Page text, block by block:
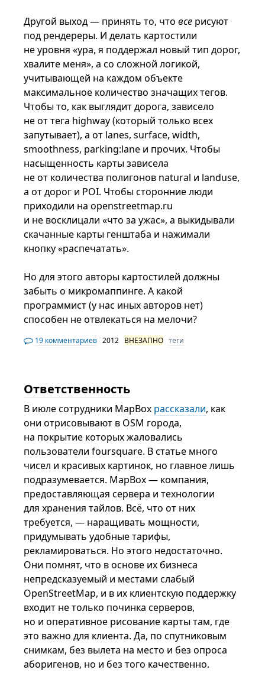
Другой выход — принять то, чтовсе рисуют
под рендереры. И делать картостили
не уровня «ура, я поддержал новый тип дорог,
хвалите меня», а со сложной логикой,
учитывающей на каждом объекте
максимальное количество значащих тегов.
Чтобы то, как выглядит дорога, зависело
не от тега highway (который только всех
запутывает), а от lanes, surface, width,
smoothness, parking:lane и прочих. Чтобы
насыщенность карты зависела
не от количества полигонов natural и landuse,
а от дорог и POI. Чтобы сторонние люди
приходили на openstreetmap.ru
и не восклицали «что за ужас», а выкидывали
скачанные карты генштаба и нажимали
кнопку «распечатать».
Но для этого авторы картостилей должны
забыть о микромаппинге. А какой
программист (у нас иных авторов нет)
способен не отвлекаться на мелочи?
19 комментариев 2012 ВНЕЗАПНО теги
Ответственность
В июле сотрудники MapBox рассказали, как
они отрисовывают в OSM города,
на покрытие которых жаловались
пользователи foursquare. В статье много
чисел и красивых картинок, но главное лишь
подразумевается. MapBox — компания,
предоставляющая сервера и технологии
для хранения тайлов. Всё, что от них
требуется, — наращивать мощности,
придумывать удобные тарифы,
рекламироваться. Но этого недостаточно.
Они помнят, что в основе их бизнеса
непредсказуемый и местами слабый
OpenStreetMap, и в их клиентскую поддержку
входит не только починка серверов,
но и оперативное рисование карты там, где
это важно для клиента. Да, по спутниковым
снимкам, без вылета на место и без опроса
аборигенов, но и без того качественно.